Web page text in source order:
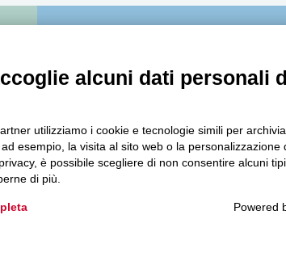
Guarda i nostri video, storie e
alcuni dati personali
utilizziamo i cookie e tecnologie simili per
esempio, la visita al sito web o la personalizzazione
è possibile scegliere di non consentire alcuni
di più.
Powered